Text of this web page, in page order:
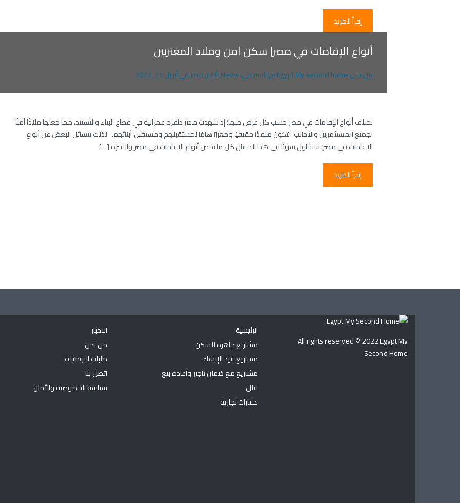
إقرأ المزيد
أنواع الإقامات في مصر| سكن آمن وملاذ المغتربين
من قبلEgypt My second homeتم النشر في:News
,أخبار,مصرفيأبريل 23, 2022
تختلف أنواع الإقامات في مصر حسب كل غرض منها؛ إذ شهدت مصر طفرة عمرانية في قطاع البناء والتشييد، مما جعلها ملاذًا آمنًا
لجميع المستثمرين والأجانب؛ لتكون منفذًا حقيقيًا ومعبرًا هامًا لمستقبلهم ومستقبل أبنائهم. لذلك يتسائل البعض عن أنواع
الإقامات في مصر؛ سنتناول سويًا في هذا المقال كل ما يخص أنواع الإقامات في مصر والفترة […]
إقرأ المزيد
All rights reserved © 2022Egypt My
Second Home
الرئيسية
مشاريع جاهزة للسكن
مشاريع قيد الإنشاء
مشاريع مع ضمان تأجير واعادة بيع
فلل
عقارات تجارية
الاخبار
من نحن
طلبات التوظيف
اتصل بنا
سياسة الخصوصية والأمان